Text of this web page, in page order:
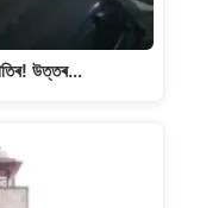
উত্তৰ…